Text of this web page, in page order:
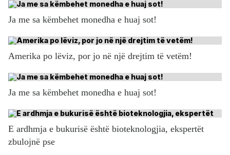
Ja me sa këmbehet monedha e huaj sot!
Amerika po lëviz, por jo në një drejtim të vetëm!
Ja me sa këmbehet monedha e huaj sot!
E ardhmja e bukurisë është bioteknologjia, ekspertët
zbulojnë pse